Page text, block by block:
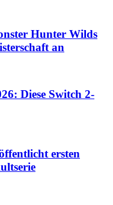
Hunter Wilds
an
Diese Switch 2-
ersten